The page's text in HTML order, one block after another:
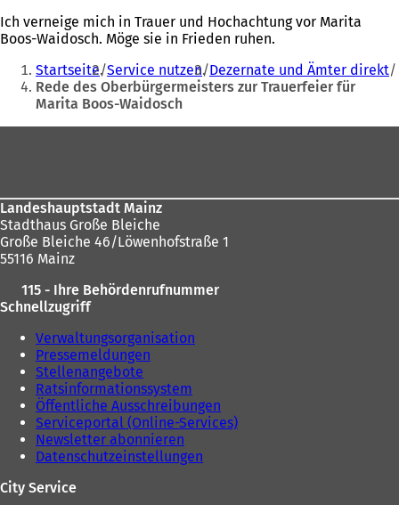
Ich verneige mich in Trauer und Hochachtung vor Marita
Boos-Waidosch. Möge sie in Frieden ruhen.
Sie
befinden
sich
hier:
Startseite Service nutzen Dezernate und Ämter direkt
Rede des Oberbürgermeisters zur Trauerfeier für
Marita Boos-Waidosch
Landeshauptstadt Mainz
Stadthaus Große Bleiche
Große Bleiche 46/Löwenhofstraße 1
55116 Mainz
115 - Ihre Behördenrufnummer
Schnellzugriff
Verwaltungsorganisation
Pressemeldungen
Stellenangebote
Ratsinformationssystem
Öffentliche Ausschreibungen
Serviceportal (Online-Services)
Newsletter abonnieren
Datenschutzeinstellungen
City Service